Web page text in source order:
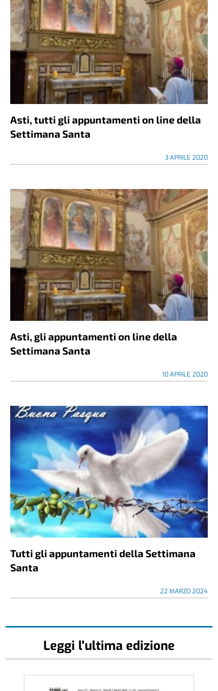
Asti, tutti gli appuntamenti on line della
Settimana Santa
3 APRILE 2020
Asti, gli appuntamenti on line della
Settimana Santa
10 APRILE 2020
Tutti gli appuntamenti della Settimana
Santa
22 MARZO 2024
Leggi l'ultima edizione